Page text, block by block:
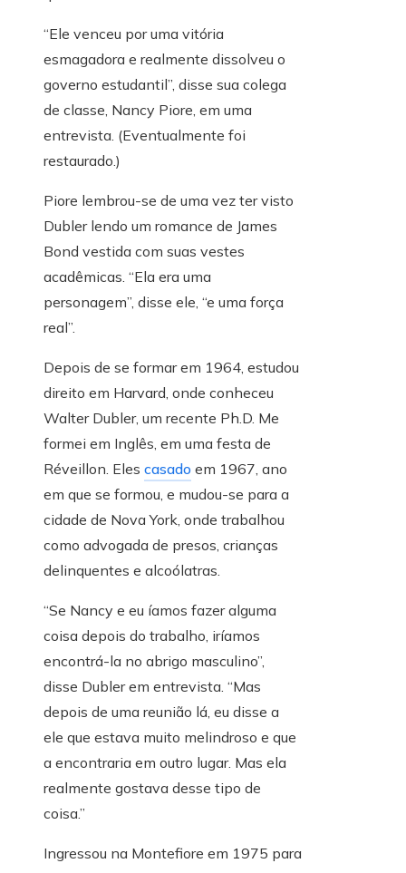
“Ele venceu por uma vitória
esmagadora e realmente dissolveu o
governo estudantil”, disse sua colega
de classe, Nancy Piore, em uma
entrevista. (Eventualmente foi
restaurado.)
Piore lembrou-se de uma vez ter visto
Dubler lendo um romance de James
Bond vestida com suas vestes
acadêmicas. “Ela era uma
personagem”, disse ele, “e uma força
real”.
Depois de se formar em 1964, estudou
direito em Harvard, onde conheceu
Walter Dubler, um recente Ph.D. Me
formei em Inglês, em uma festa de
Réveillon. Eles casado em 1967, ano
em que se formou, e mudou-se para a
cidade de Nova York, onde trabalhou
como advogada de presos, crianças
delinquentes e alcoólatras.
“Se Nancy e eu íamos fazer alguma
coisa depois do trabalho, iríamos
encontrá-la no abrigo masculino”,
disse Dubler em entrevista. “Mas
depois de uma reunião lá, eu disse a
ele que estava muito melindroso e que
a encontraria em outro lugar. Mas ela
realmente gostava desse tipo de
coisa.”
Ingressou na Montefiore em 1975 para